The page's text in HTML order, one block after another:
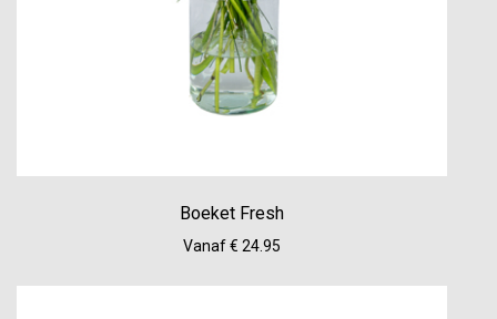
Boeket Fresh
Vanaf € 24.95